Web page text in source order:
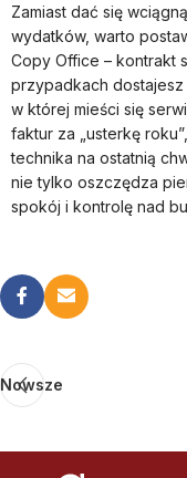
Zamiast dać się
wydatków, warto
Copy Office – kontrakt
przypadkach dostajesz
w której mieści się
faktur za „usterkę
technika na ostatnią
nie tylko oszczędza
spokój i kontrolę nad
Nowsze